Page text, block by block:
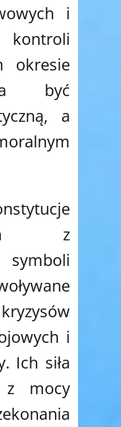
i
okresie
być
a
z
i
Ich siła
z mocy